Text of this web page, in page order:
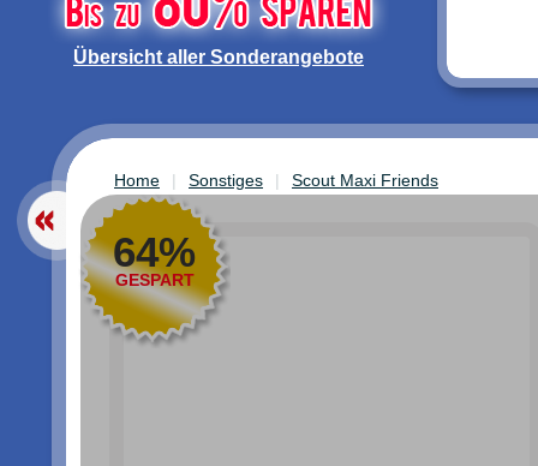
Übersicht aller Sonderangebote
Home Sonstiges Scout Maxi Friends
64%
GESPART